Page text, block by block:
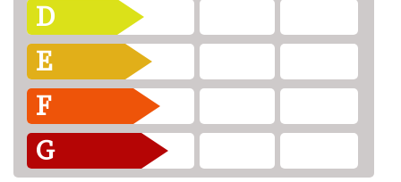
D
E
F
G